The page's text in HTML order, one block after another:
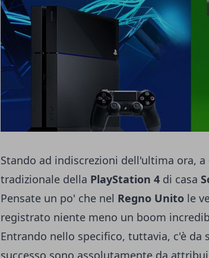
Stando ad indiscrezioni dell'ultima ora,
tradizionale della PlayStation 4 di casa
Pensate un po' che nel Regno Unito le
registrato niente meno un boom
Entrando nello specifico, tuttavia, c'è
successo sono assolutamente da